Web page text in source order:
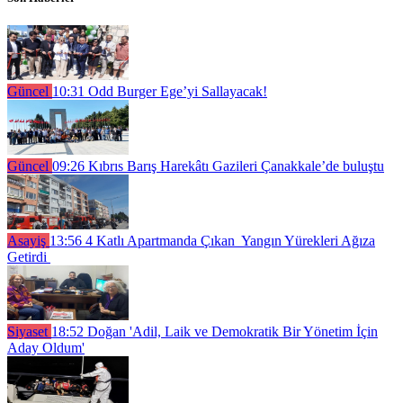
Güncel 10:31 Odd Burger Ege’yi Sallayacak!
Güncel 09:26 Kıbrıs Barış Harekâtı Gazileri Çanakkale’de buluştu
Asayiş 13:56 4 Katlı Apartmanda Çıkan Yangın Yürekleri Ağıza
Getirdi
Siyaset 18:52 Doğan 'Adil, Laik ve Demokratik Bir Yönetim İçin
Aday Oldum'